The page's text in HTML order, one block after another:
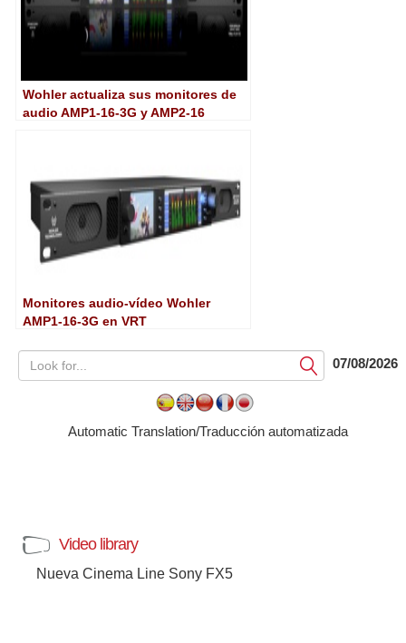
Wohler actualiza sus monitores de
audio AMP1-16-3G y AMP2-16
Monitores audio-vídeo Wohler
AMP1-16-3G en VRT
Submit07/08/2026
Automatic Translation/Traducción automatizada
Video library
Nueva Cinema Line Sony FX5